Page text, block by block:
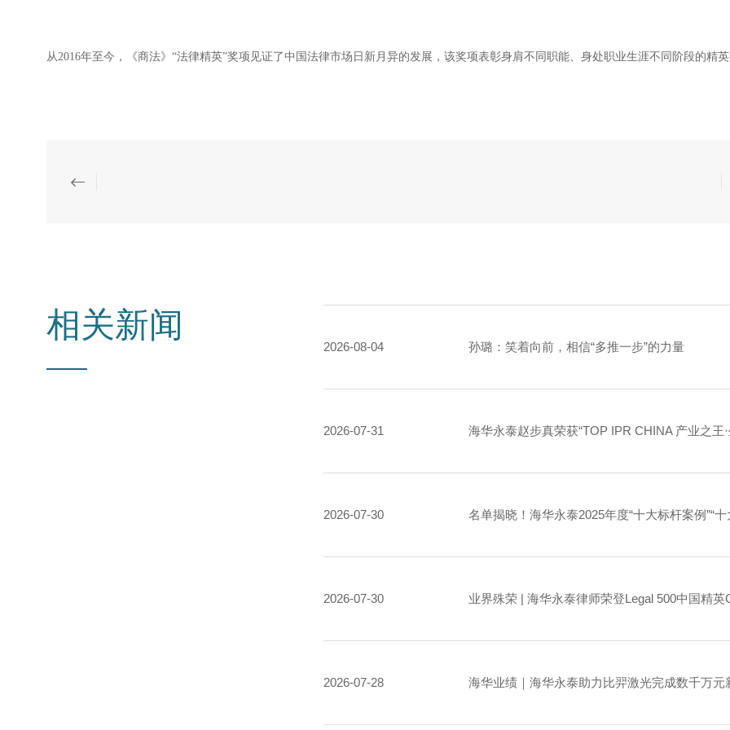
从2016年至今，《商法》“法律精英”奖项见证了中国法律市场日新月异的发展，该奖项表彰身肩不同职能、身处职业生涯不同阶段的精
相关新闻
2026-08-04 孙璐：笑着向前，相信“多推一步”的力量
2026-07-31 海华永泰赵步真荣获“TOP IPR CHINA 产业之王
2026-07-30 名单揭晓！海华永泰2025年度“十大标杆案例”“
2026-07-30 业界殊荣 | 海华永泰律师荣登Legal 500中国精英
2026-07-28 海华业绩｜海华永泰助力比羿激光完成数千万元